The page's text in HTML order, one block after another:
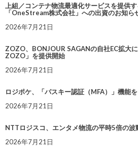
上組／コンテナ物流最適化サービスを提供
「OneStream株式会社」への出資のお知ら
2026年7月21日
ZOZO、BONJOUR SAGANの自社EC拡大
ZOZO」を提供開始
2026年7月21日
ロジポケ、「パスキー認証（MFA）」機能
2026年7月21日
NTTロジスコ、エンタメ物流の平時5倍の
2026年7月21日